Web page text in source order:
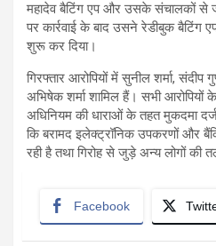
महादेव बैटिंग एप और उसके संचालकों से
पर कार्रवाई के बाद उसने रेडीबुक बैटिंग
शुरू कर दिया।
गिरफ्तार आरोपियों में सुनील शर्मा,
अभिषेक शर्मा शामिल हैं। सभी
अधिनियम की धाराओं के तहत मुकदमा
कि बरामद इलेक्ट्रॉनिक उपकरणों और
रही है तथा गिरोह से जुड़े अन्य लोगों की
Facebook